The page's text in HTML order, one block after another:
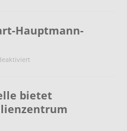
Hauptmann-
bietet